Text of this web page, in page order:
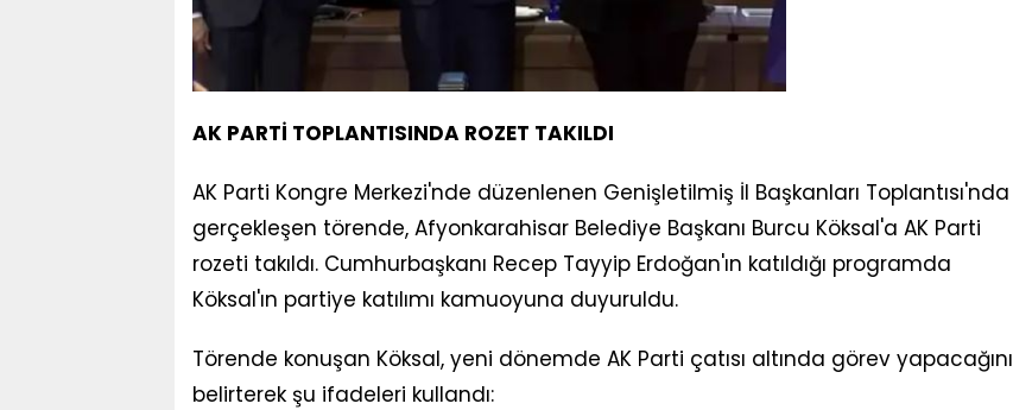
AK PARTİ TOPLANTISINDA ROZET TAKILDI
AK Parti Kongre Merkezi'nde düzenlenen Genişletilmiş İl Başkanları Toplantısı'nda
gerçekleşen törende, Afyonkarahisar Belediye Başkanı Burcu Köksal'a AK Parti
rozeti takıldı. Cumhurbaşkanı Recep Tayyip Erdoğan'ın katıldığı programda
Köksal'ın partiye katılımı kamuoyuna duyuruldu.
Törende konuşan Köksal, yeni dönemde AK Parti çatısı altında görev yapacağını
belirterek şu ifadeleri kullandı: